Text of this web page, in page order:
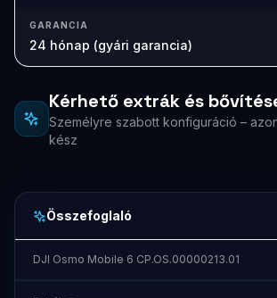
GARANCIA
24 hónap (gyári garancia)
Kérhető extrák és
Személyre szabott konfiguráció –
kész
Összefoglaló
DJI Osmo Mobile 6 CP.OS.00000213.01